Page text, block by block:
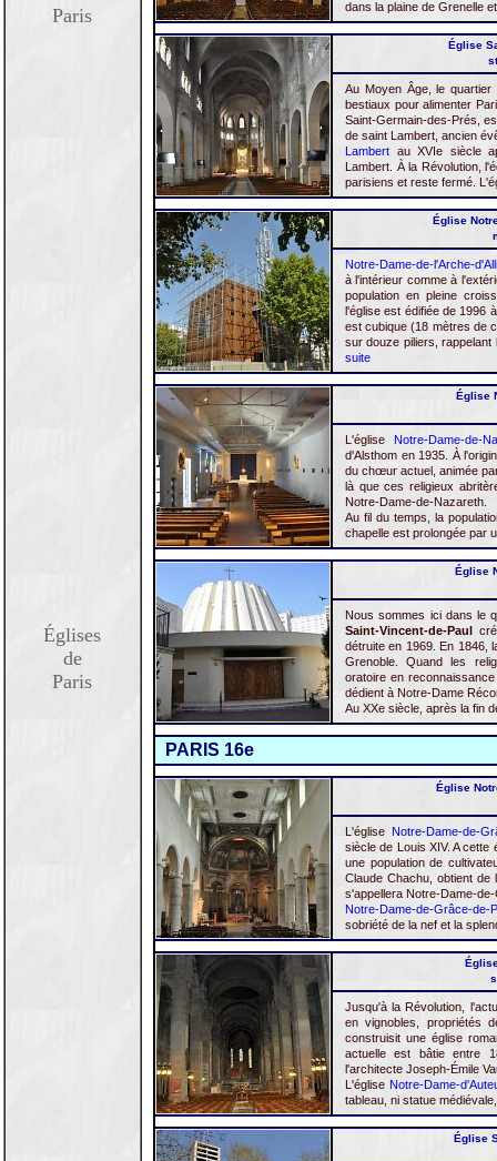
Paris
Églises
de
Paris
dans la plaine de Grenelle
Église
Au Moyen Âge, le
bestiaux pour alimenter
Saint-Germain-des-Prés,
de saint Lambert, ancien
Lambert au XVIe siècle
Lambert. À la Révolution,
parisiens et reste fermé.
Église
Notre-Dame-de-l'Arche-
à l'intérieur comme à
population en pleine
l'église est édifiée de 1996
est cubique (18 mètres de
sur douze piliers,
suite
Église
L'église Notre-Dame-de-
d'Alsthom en 1935. À
du chœur actuel, animée
là que ces religieux
Notre-Dame-de-Nazareth.
Au fil du temps, la
chapelle est prolongée par
Église
Nous sommes ici dans le
Saint-Vincent-de-Paul
détruite en 1969. En 1846,
Grenoble. Quand les
oratoire en
dédient à Notre-Dame
Au XXe siècle, après la fin
PARIS 16e
Église
L'église Notre-Dame-de-
siècle de Louis XIV. A
une population de
Claude Chachu, obtient de
s'appellera Notre-Dame-
Notre-Dame-de-Grâce-de-
sobriété de la nef et la
Jusqu'à la Révolution,
en vignobles, propriétés
construisit une église
actuelle est bâtie entre
l'architecte Joseph-Émile
L'église Notre-Dame-
tableau, ni statue
Église